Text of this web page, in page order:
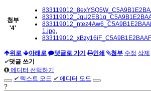
첨부
'4'
1.jpg,
위로 아래로 댓글로 가기 인쇄 첨부 수정 삭제
✔댓글 쓰기
에디터 선택하기
✔ 텍스트 모드 ✔에디터 모드
?